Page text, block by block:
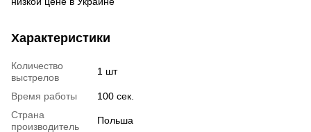
Характеристики
Количество
выстрелов
1 шт
Время работы
100 сек.
Страна
производитель
Польша